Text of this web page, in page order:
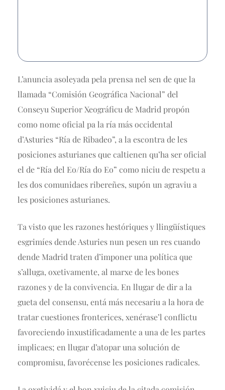
L’anuncia asoleyada pela prensa nel sen de que la
llamada “Comisión Geográfica Nacional” del
Conseyu Superior Xeográficu de Madrid propón
como nome oficial pa la ría más occidental
d’Asturies “Ría de Ribadeo”, a la escontra de les
posiciones asturianes que caltienen qu’ha ser oficial
el de “Ría del Eo/Ría do Eo” como niciu de respetu a
les dos comunidaes ribereñes, supón un agraviu a
les posiciones asturianes.
Ta visto que les razones hestóriques y llingüístiques
esgrimíes dende Asturies nun pesen un res cuando
dende Madrid traten d’imponer una política que
s’alluga, oxetivamente, al marxe de les bones
razones y de la convivencia. En llugar de dir a la
gueta del consensu, entá más necesariu a la hora de
tratar cuestiones fronterices, xenérase’l conflictu
favoreciendo inxustificadamente a una de les partes
implicaes; en llugar d’atopar una solución de
compromisu, favorécense les posiciones radicales.